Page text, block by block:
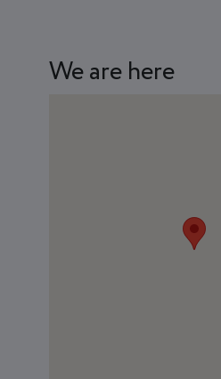
We are here